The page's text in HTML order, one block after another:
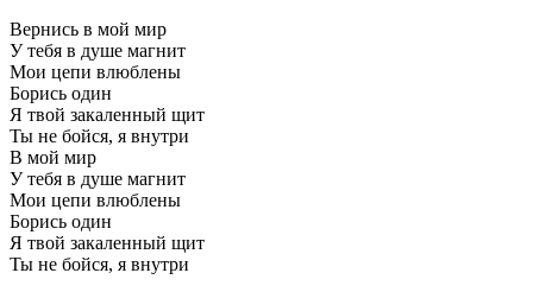
Вернись в мой мир
У тебя в душе магнит
Мои цепи влюблены
Борись один
Я твой закаленный щит
Ты не бойся, я внутри
В мой мир
У тебя в душе магнит
Мои цепи влюблены
Борись один
Я твой закаленный щит
Ты не бойся, я внутри